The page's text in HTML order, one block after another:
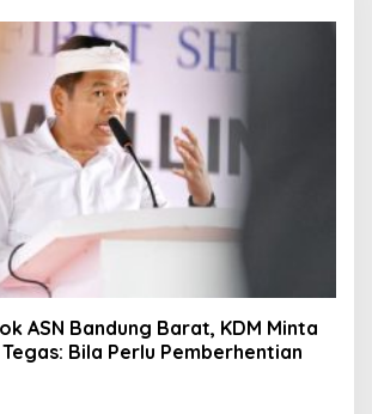
ASN Bandung Barat, KDM Minta
Bila Perlu Pemberhentian